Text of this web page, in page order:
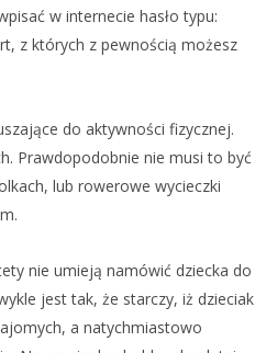
w internecie hasło typu:
z których z pewnością możesz
do aktywności fizycznej.
Prawdopodobnie nie musi to być
lub rowerowe wycieczki
nie umieją namówić dziecka do
jest tak, że starczy, iż dzieciak
a natychmiastowo